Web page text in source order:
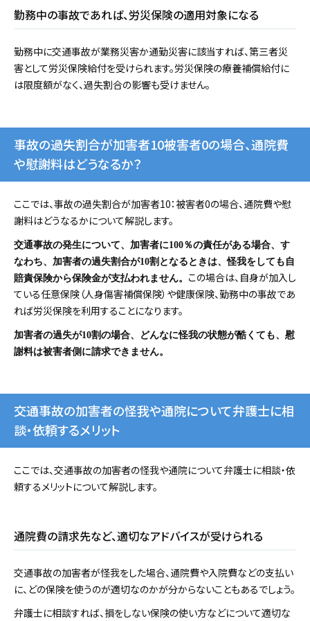
勤務中の事故であれば、労災保険の適用対象になる
勤務中に交通事故が業務災害か通勤災害に該当すれば、第三者災
害として労災保険給付を受けられます。労災保険の療養補償給付に
は限度額がなく、過失割合の影響も受けません。
事故の過失割合が加害者10被害者0の場合、通院費
や慰謝料はどうなるか？
ここでは、事故の過失割合が加害者10：被害者0の場合、通院費や慰
謝料はどうなるかについて解説します。
交通事故の発生について、加害者に100％の責任がある場合、す
なわち、加害者の過失割合が10割となるときは、怪我をしても自
賠責保険から保険金が支払われません。 この場合は、自身が加入し
ている任意保険（人身傷害補償保険）や健康保険、勤務中の事故であ
れば労災保険を利用することになります。
加害者の過失が10割の場合、どんなに怪我の状態が酷くても、慰
謝料は被害者側に請求できません。
交通事故の加害者の怪我や通院について弁護士に相
談・依頼するメリット
ここでは、交通事故の加害者の怪我や通院について弁護士に相談・依
頼するメリットについて解説します。
通院費の請求先など、適切なアドバイスが受けられる
交通事故の加害者が怪我をした場合、通院費や入院費などの支払い
に、どの保険を使うのが適切なのかが分からないこともあるでしょう。
弁護士に相談すれば、損をしない保険の使い方などについて適切な